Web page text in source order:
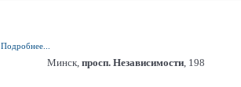
Подробнее...
Минск, просп. Независимости, 198